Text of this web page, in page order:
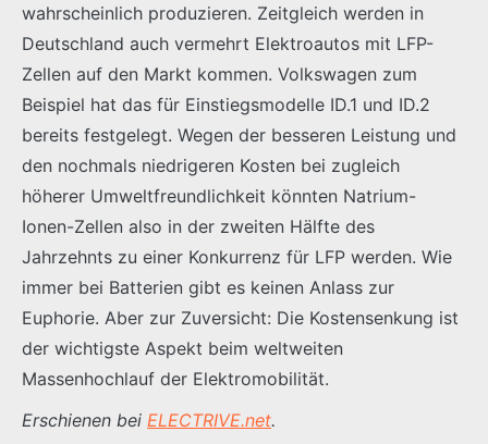
wahrscheinlich produzieren. Zeitgleich werden in
Deutschland auch vermehrt Elektroautos mit LFP-
Zellen auf den Markt kommen. Volkswagen zum
Beispiel hat das für Einstiegsmodelle ID.1 und ID.2
bereits festgelegt. Wegen der besseren Leistung und
den nochmals niedrigeren Kosten bei zugleich
höherer Umweltfreundlichkeit könnten Natrium-
Ionen-Zellen also in der zweiten Hälfte des
Jahrzehnts zu einer Konkurrenz für LFP werden. Wie
immer bei Batterien gibt es keinen Anlass zur
Euphorie. Aber zur Zuversicht: Die Kostensenkung ist
der wichtigste Aspekt beim weltweiten
Massenhochlauf der Elektromobilität.
Erschienen bei ELECTRIVE.net.